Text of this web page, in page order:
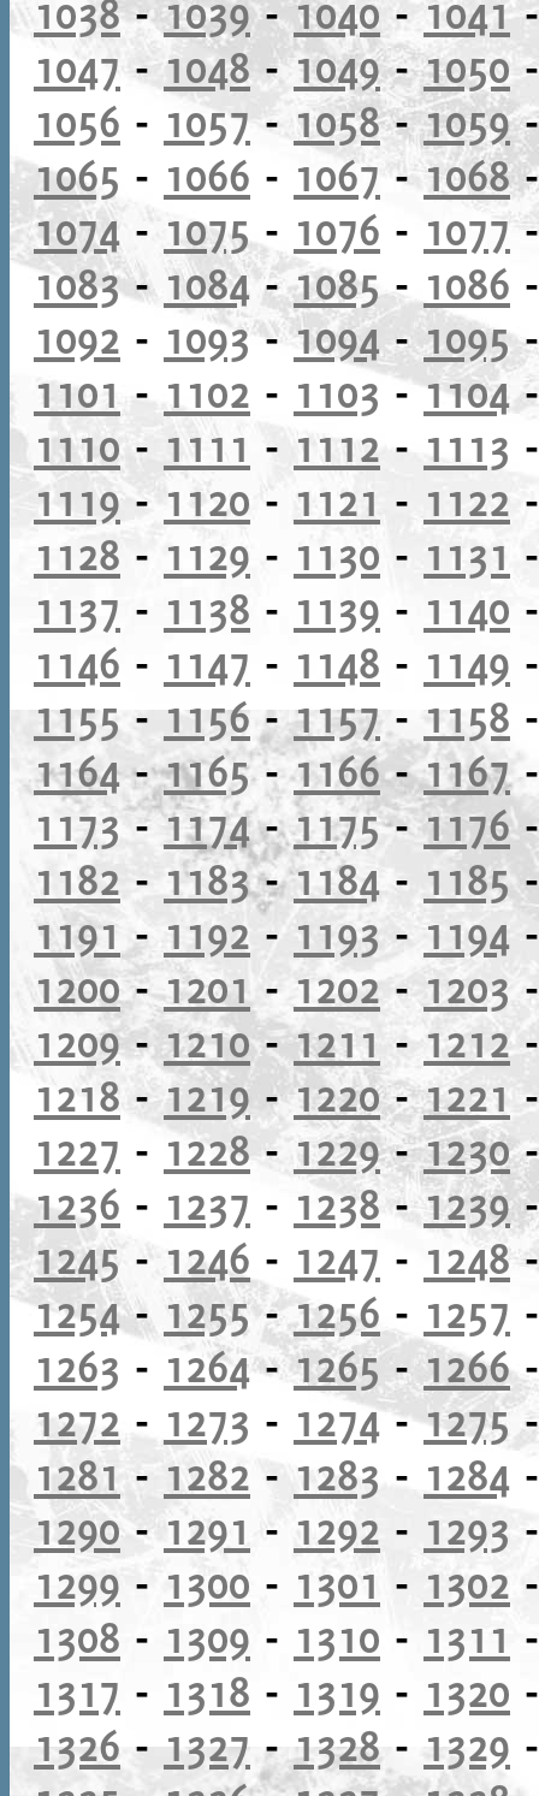
1038-1039-1040 -1041
1047 - 1048-1049-1050
1056 - 1057-1058-1059
1065 - 1066 - 1067-1068
1074 - 1075- 1076 - 1077
1083- 1084-1085- 1086
1092 - 1093-1094-1095
1101 - 1102 - 1103-1104
1110- 1111 - 1112 - 1113
1119-1120 - 1121 - 1122
1128 - 1129 - 1130 - 1131
1137 - 1138 - 1139 - 1140
1146 - 1147 - 1148 - 1149
1155 - 1156 -1157- 1158
1164-1165-1166-1167
1173-1174-1175-1176
1182 - 1183-1184 - 1185
1191 -1192 - 1193 - 1194
1200-1201 - 1202- 1203
1209-1210-1211 -1212
1218 -1219 -1220-1221
1227 - 1228-1229-1230
1236 - 1237 - 1238-1239
1245- 1246 - 1247 - 1248
1254- 1255-1256 - 1257
1263 - 1264-1265- 1266
1272 - 1273 - 1274-1275
1281 - 1282 - 1283 - 1284
1290- 1291 - 1292 - 1293
1299 - 1300 - 1301 - 1302
1308 - 1309 - 1310 - 1311
1317 - 1318 - 1319 - 1320
1326 - 1327 -1328- 1329